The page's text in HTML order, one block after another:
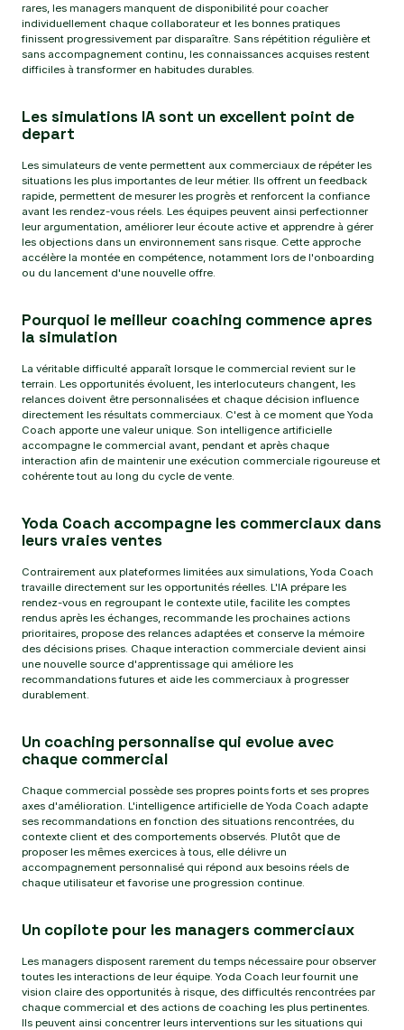
rares, les managers manquent de disponibilité pour coacher
individuellement chaque collaborateur et les bonnes pratiques
finissent progressivement par disparaître. Sans répétition régulière et
sans accompagnement continu, les connaissances acquises restent
difficiles à transformer en habitudes durables.
Les simulations IA sont un excellent point de
depart
Les simulateurs de vente permettent aux commerciaux de répéter les
situations les plus importantes de leur métier. Ils offrent un feedback
rapide, permettent de mesurer les progrès et renforcent la confiance
avant les rendez-vous réels. Les équipes peuvent ainsi perfectionner
leur argumentation, améliorer leur écoute active et apprendre à gérer
les objections dans un environnement sans risque. Cette approche
accélère la montée en compétence, notamment lors de l'onboarding
ou du lancement d'une nouvelle offre.
Pourquoi le meilleur coaching commence apres
la simulation
La véritable difficulté apparaît lorsque le commercial revient sur le
terrain. Les opportunités évoluent, les interlocuteurs changent, les
relances doivent être personnalisées et chaque décision influence
directement les résultats commerciaux. C'est à ce moment que Yoda
Coach apporte une valeur unique. Son intelligence artificielle
accompagne le commercial avant, pendant et après chaque
interaction afin de maintenir une exécution commerciale rigoureuse et
cohérente tout au long du cycle de vente.
Yoda Coach accompagne les commerciaux dans
leurs vraies ventes
Contrairement aux plateformes limitées aux simulations, Yoda Coach
travaille directement sur les opportunités réelles. L'IA prépare les
rendez-vous en regroupant le contexte utile, facilite les comptes
rendus après les échanges, recommande les prochaines actions
prioritaires, propose des relances adaptées et conserve la mémoire
des décisions prises. Chaque interaction commerciale devient ainsi
une nouvelle source d'apprentissage qui améliore les
recommandations futures et aide les commerciaux à progresser
durablement.
Un coaching personnalise qui evolue avec
chaque commercial
Chaque commercial possède ses propres points forts et ses propres
axes d'amélioration. L'intelligence artificielle de Yoda Coach adapte
ses recommandations en fonction des situations rencontrées, du
contexte client et des comportements observés. Plutôt que de
proposer les mêmes exercices à tous, elle délivre un
accompagnement personnalisé qui répond aux besoins réels de
chaque utilisateur et favorise une progression continue.
Un copilote pour les managers commerciaux
Les managers disposent rarement du temps nécessaire pour observer
toutes les interactions de leur équipe. Yoda Coach leur fournit une
vision claire des opportunités à risque, des difficultés rencontrées par
chaque commercial et des actions de coaching les plus pertinentes.
Ils peuvent ainsi concentrer leurs interventions sur les situations qui